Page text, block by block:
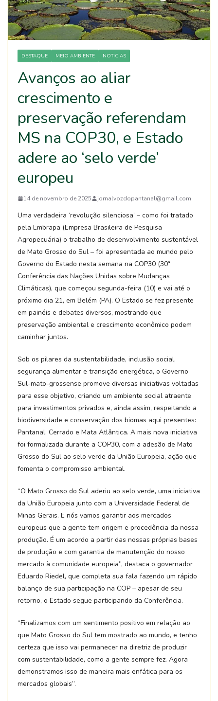
DESTAQUE MEIO AMBIENTE NOTICIAS
Avanços ao aliar
crescimento e
preservação referendam
MS na COP30, e Estado
adere ao ‘selo verde’
europeu
14 de novembro de 2025 jornalvozdopantanal@gmail.com
Uma verdadeira ‘revolução silenciosa’ – como foi tratado
pela Embrapa (Empresa Brasileira de Pesquisa
Agropecuária) o trabalho de desenvolvimento sustentável
de Mato Grosso do Sul – foi apresentada ao mundo pelo
Governo do Estado nesta semana na COP30 (30ª
Conferência das Nações Unidas sobre Mudanças
Climáticas), que começou segunda-feira (10) e vai até o
próximo dia 21, em Belém (PA). O Estado se fez presente
em painéis e debates diversos, mostrando que
preservação ambiental e crescimento econômico podem
caminhar juntos.
Sob os pilares da sustentabilidade, inclusão social,
segurança alimentar e transição energética, o Governo
Sul-mato-grossense promove diversas iniciativas voltadas
para esse objetivo, criando um ambiente social atraente
para investimentos privados e, ainda assim, respeitando a
biodiversidade e conservação dos biomas aqui presentes:
Pantanal, Cerrado e Mata Atlântica. A mais nova iniciativa
foi formalizada durante a COP30, com a adesão de Mato
Grosso do Sul ao selo verde da União Europeia, ação que
fomenta o compromisso ambiental.
“O Mato Grosso do Sul aderiu ao selo verde, uma iniciativa
da União Europeia junto com a Universidade Federal de
Minas Gerais. E nós vamos garantir aos mercados
europeus que a gente tem origem e procedência da nossa
produção. É um acordo a partir das nossas próprias bases
de produção e com garantia de manutenção do nosso
mercado à comunidade europeia”, destaca o governador
Eduardo Riedel, que completa sua fala fazendo um rápido
balanço de sua participação na COP – apesar de seu
retorno, o Estado segue participando da Conferência.
“Finalizamos com um sentimento positivo em relação ao
que Mato Grosso do Sul tem mostrado ao mundo, e tenho
certeza que isso vai permanecer na diretriz de produzir
com sustentabilidade, como a gente sempre fez. Agora
demonstramos isso de maneira mais enfática para os
mercados globais”.